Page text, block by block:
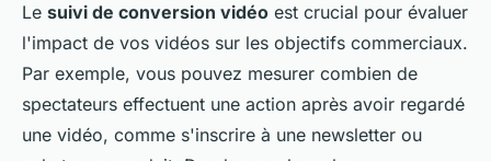
Le suivi de conversion vidéo est crucial pour évaluer
l'impact de vos vidéos sur les objectifs commerciaux.
Par exemple, vous pouvez mesurer combien de
spectateurs effectuent une action après avoir regardé
une vidéo, comme s'inscrire à une newsletter ou